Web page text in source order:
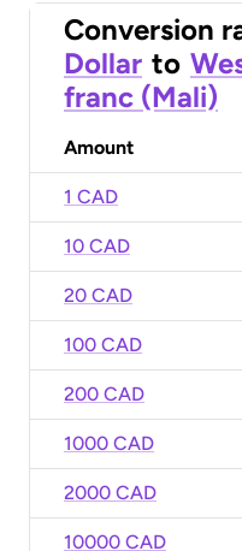
Conversion
Dollar to
franc (Mali)
Amount
1 CAD
10 CAD
20 CAD
100 CAD
200 CAD
1000 CAD
2000 CAD
10000 CAD